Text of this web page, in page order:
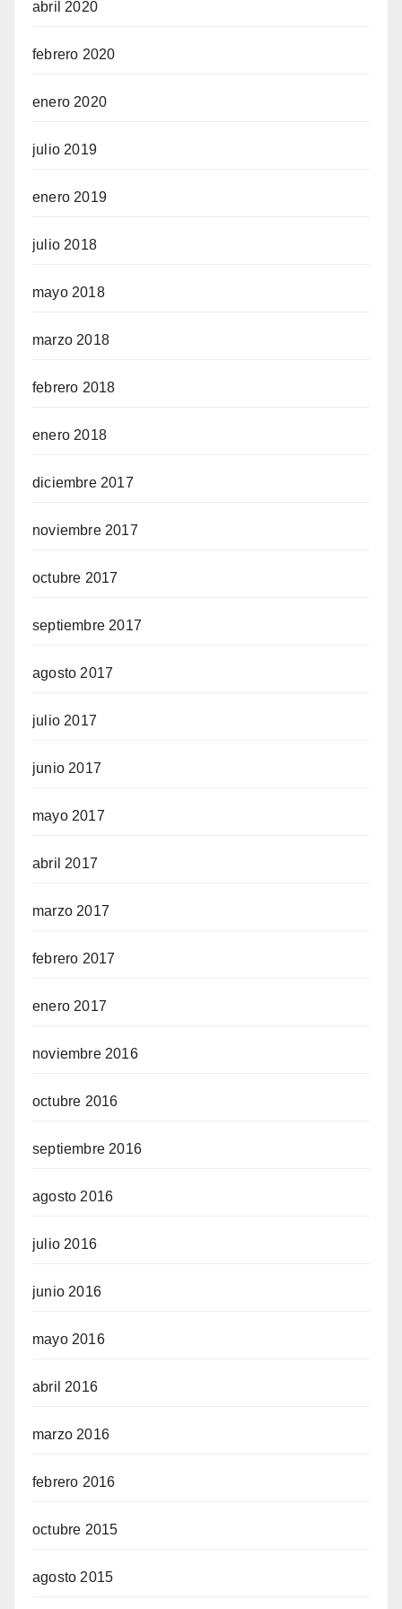
abril 2020
febrero 2020
enero 2020
julio 2019
enero 2019
julio 2018
mayo 2018
marzo 2018
febrero 2018
enero 2018
diciembre 2017
noviembre 2017
octubre 2017
septiembre 2017
agosto 2017
julio 2017
junio 2017
mayo 2017
abril 2017
marzo 2017
febrero 2017
enero 2017
noviembre 2016
octubre 2016
septiembre 2016
agosto 2016
julio 2016
junio 2016
mayo 2016
abril 2016
marzo 2016
febrero 2016
octubre 2015
agosto 2015